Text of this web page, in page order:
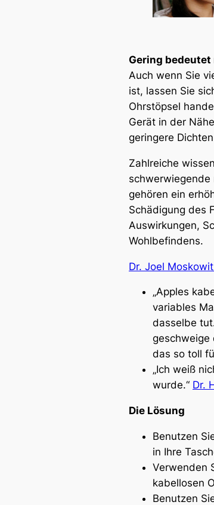
Gering
Auch wenn Sie
ist, lassen Sie
Ohrstöpsel
Gerät in der
geringere
Zahlreiche
schwerwiegende
gehören ein
Schädigung des
Auswirkungen,
Wohlbefindens.
Dr. Joel
„Apples
variables
dasselbe
geschweige
das so toll
„Ich weiß
wurde.“ Dr.
Die Lösung
Benutzen
in Ihre
Verwenden
kabellosen
Benutzen